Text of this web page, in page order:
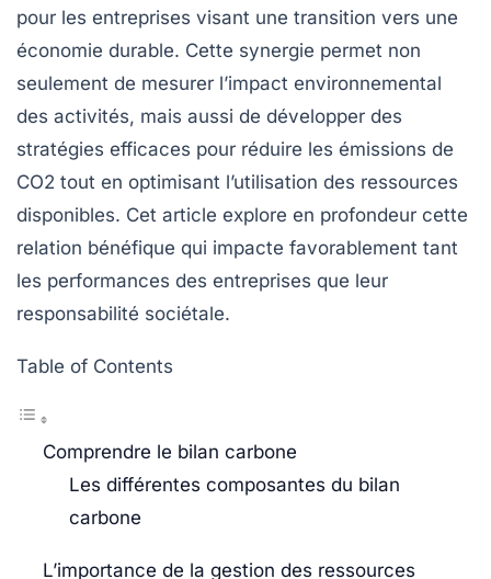
pour les entreprises visant une transition vers une
économie durable. Cette synergie permet non
seulement de mesurer l’impact environnemental
des activités, mais aussi de développer des
stratégies efficaces pour réduire les émissions de
CO2 tout en optimisant l’utilisation des ressources
disponibles. Cet article explore en profondeur cette
relation bénéfique qui impacte favorablement tant
les performances des entreprises que leur
responsabilité sociétale.
Table of Contents
Comprendre le bilan carbone
Les différentes composantes du bilan
carbone
L’importance de la gestion des ressources